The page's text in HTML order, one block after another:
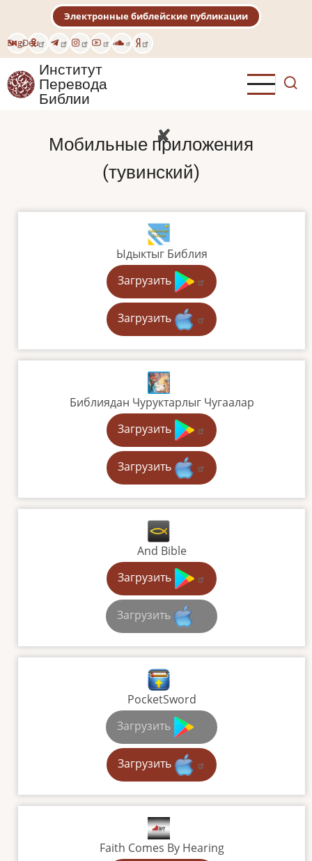
основному
содержанию
EngDeu
Электронные библейские публикации
Институт
Перевода
Библии
Мобильные приложения
(тувинский)
Ыдыктыг Библия
Загрузить
Загрузить
Библиядан Чуруктарлыг Чугаалар
Загрузить
Загрузить
And Bible
Загрузить
Загрузить
PocketSword
Загрузить
Загрузить
Faith Comes By Hearing